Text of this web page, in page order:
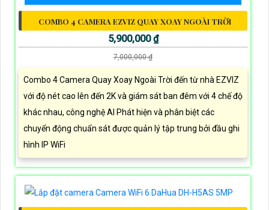
COMBO 4 CAMERA EZVIZ QUAY XOAY NGOÀI TRỜI
5,900,000 ₫
7,000,000 ₫
Combo 4 Camera Quay Xoay Ngoài Trời đến từ nhà EZVIZ
với độ nét cao lên đến 2K và giám sát ban đêm với 4 chế độ
khác nhau, công nghệ AI Phát hiện và phân biệt các
chuyển động chuẩn sát được quản lý tập trung bởi đầu ghi
hình IP WiFi